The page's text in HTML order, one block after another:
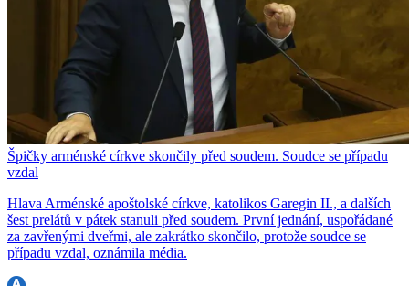
Špičky arménské církve skončily před soudem. Soudce se případu
vzdal
Hlava Arménské apoštolské církve, katolikos Garegin II., a dalších
šest prelátů v pátek stanuli před soudem. První jednání, uspořádané
za zavřenými dveřmi, ale zakrátko skončilo, protože soudce se
případu vzdal, oznámila média.